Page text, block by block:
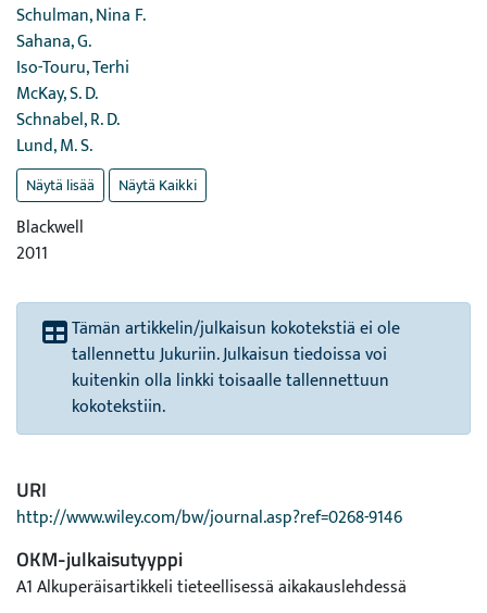
Schulman, Nina F.
Sahana, G.
Iso-Touru, Terhi
McKay, S. D.
Schnabel, R. D.
Lund, M. S.
Näytä lisää Näytä Kaikki
Blackwell
2011
Tämän artikkelin/julkaisun kokotekstiä ei ole
tallennettu Jukuriin. Julkaisun tiedoissa voi
kuitenkin olla linkki toisaalle tallennettuun
kokotekstiin.
URI
http://www.wiley.com/bw/journal.asp?ref=0268-9146
OKM-julkaisutyyppi
A1 Alkuperäisartikkeli tieteellisessä aikakauslehdessä